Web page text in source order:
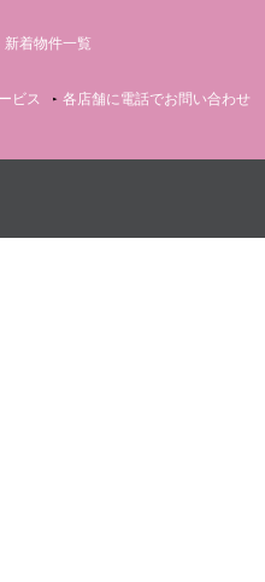
新着物件一覧
ビス 各店舗に電話でお問い合わせ